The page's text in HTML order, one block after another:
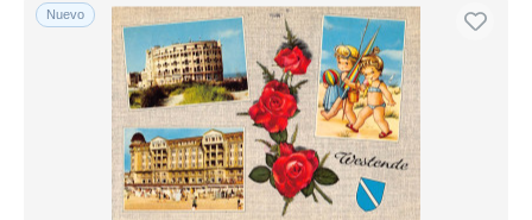
Nuevo